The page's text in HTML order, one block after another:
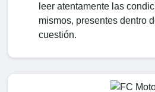
leer atentamente las
mismos, presentes dentro
cuestión.